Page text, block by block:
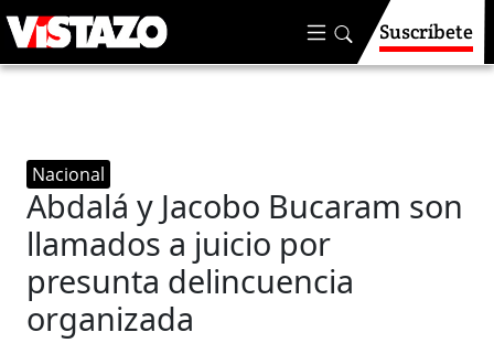
Suscríbete
Nacional
Abdalá y Jacobo Bucaram son
llamados a juicio por
presunta delincuencia
organizada